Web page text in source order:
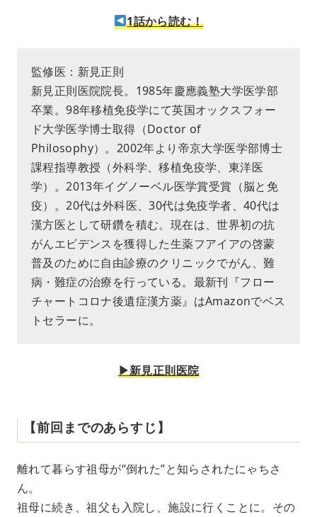
1話から読む！
監修医：新見正則
新見正則医院院長。1985年慶應義塾大学医学部
卒業。98年移植免疫学にて英国オックスフォー
ド大学医学博士取得（Doctor of
Philosophy）。2002年より帝京大学医学部博士
課程指導教授（外科学、移植免疫学、東洋医
学）。2013年イグノーベル医学賞受賞（脳と免
疫）。20代は外科医、30代は免疫学者、40代は
漢方医として研鑽を積む。現在は、世界初の抗
がんエビデンスを獲得した生薬フアイアの啓蒙
普及のために自由診療のクリニックでがん、難
病・難症の治療を行っている。最新刊『フロー
チャートコロナ後遺症漢方薬』はAmazonでベス
トセラーに。
▶︎新見正則医院
【前回までのあらすじ】
離れて暮らす祖母が“倒れた”と知らされたにゃちさ
ん。
祖母に続き、祖父も入院し、施設に行くことに。その